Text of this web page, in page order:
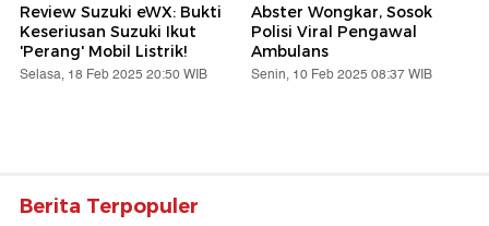
Review Suzuki eWX: Bukti
Keseriusan Suzuki Ikut
'Perang' Mobil Listrik!
Selasa, 18 Feb 2025 20:50 WIB
Abster Wongkar, Sosok
Polisi Viral Pengawal
Ambulans
Senin, 10 Feb 2025 08:37 WIB
Berita Terpopuler